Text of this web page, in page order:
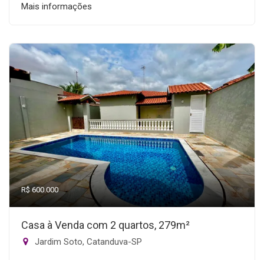
Mais informações
R$ 600.000
Casa à Venda com 2 quartos, 279m²
Jardim Soto, Catanduva-SP